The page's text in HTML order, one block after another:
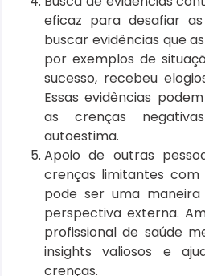
eficaz para desafiar
buscar evidências que
por exemplos de
sucesso, recebeu
Essas evidências
as crenças
autoestima.
Apoio de outras
crenças limitantes com
pode ser uma
perspectiva externa.
profissional de saúde
insights valiosos e
crenças.